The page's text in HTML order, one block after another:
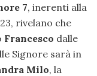
7, inerenti alla
rivelano che
Francesco dalle
Signore sarà in
Milo, la